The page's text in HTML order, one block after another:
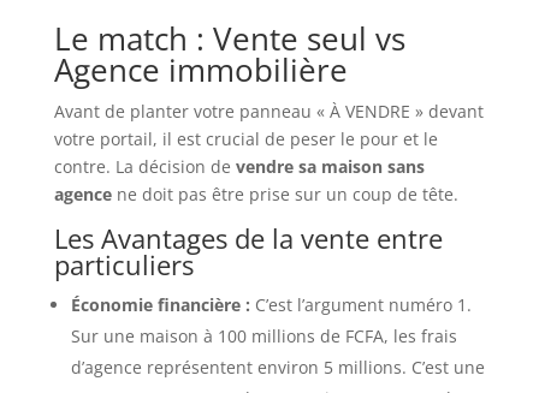
Le match : Vente seul vs
Agence immobilière
Avant de planter votre panneau « À VENDRE » devant
votre portail, il est crucial de peser le pour et le
contre. La décision de vendre sa maison sans
agencene doit pas être prise sur un coup de tête.
Les Avantages de la vente entre
particuliers
Économie financière : C’est l’argument numéro 1.
Sur une maison à 100 millions de FCFA, les frais
d’agence représentent environ 5 millions. C’est une